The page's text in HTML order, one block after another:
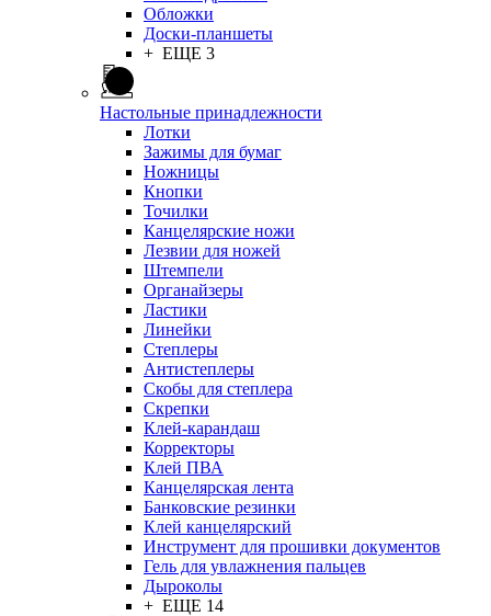
Обложки
Доски-планшеты
+ ЕЩЕ 3
Настольные принадлежности
Лотки
Зажимы для бумаг
Ножницы
Кнопки
Точилки
Канцелярские ножи
Лезвии для ножей
Штемпели
Органайзеры
Ластики
Линейки
Степлеры
Антистеплеры
Скобы для степлера
Скрепки
Клей-карандаш
Корректоры
Клей ПВА
Канцелярская лента
Банковские резинки
Клей канцелярский
Инструмент для прошивки документов
Гель для увлажнения пальцев
Дыроколы
+ ЕЩЕ 14